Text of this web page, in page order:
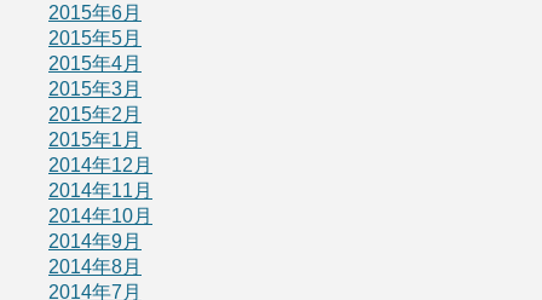
2015年6月
2015年5月
2015年4月
2015年3月
2015年2月
2015年1月
2014年12月
2014年11月
2014年10月
2014年9月
2014年8月
2014年7月